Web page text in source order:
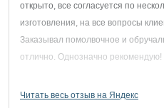
открыто, все согласуется по
изготовления, на все вопросы
Заказывал помолвочное и
отлично. Однозначно рекомендую!
Читать весь отзыв на Яндекс